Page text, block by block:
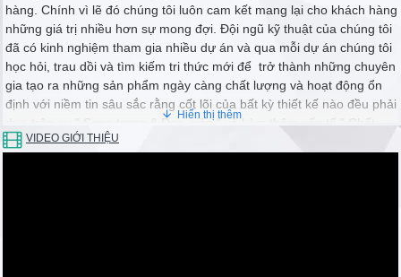
35. Cách chuyển điện cho động cơ từ 3 pha 380vAc thành 1 pha
220v Ac
36. Mạch điện công nghiệp điều khiển động cơ bơm dầu thủy lực
bằng bàn đạp cơ
37. Mạch điện công nghiệp điều khiển động cơ bằng contactor có
tắt mở bằng công tắc hành trình
38. Mạch điện công nghiệp tắt mở động cơ bằng khởi động từ,
contactor đơn giản quá
hàng. Chính vì lẽ đó chúng tôi luôn cam kết mang lại cho khách hàng
những giá trị nhiều hơn sự mong đợi. Đội ngũ kỹ thuật của chúng tôi
đã có kinh nghiệm tham gia nhiều dự án và qua mỗi dự án chúng tôi
học hỏi, trau dồi và tìm kiếm tri thức mới để trở thành những chuyên
gia tạo ra những sản phẩm ngày càng chất lượng và hoạt động ổn
định với niềm tin sâu sắc rằng cốt lõi của bất kỳ thiết kế nào đều phải
dựa trên sự " Sang trọng & Đơn giản " và kèm thêm yếu tố " Chất
lượng & Hoạt động Ổn định "
VIDEO GIỚI THIỆU